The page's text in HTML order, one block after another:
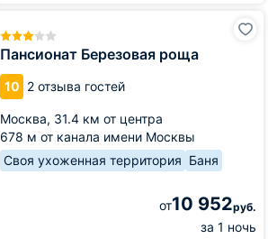
Пансионат Березовая роща
10 2 отзыва гостей
Москва, 31.4 км от центра
678 м от канала имени Москвы
Своя ухоженная территория Баня
от10 952руб.
за 1 ночь